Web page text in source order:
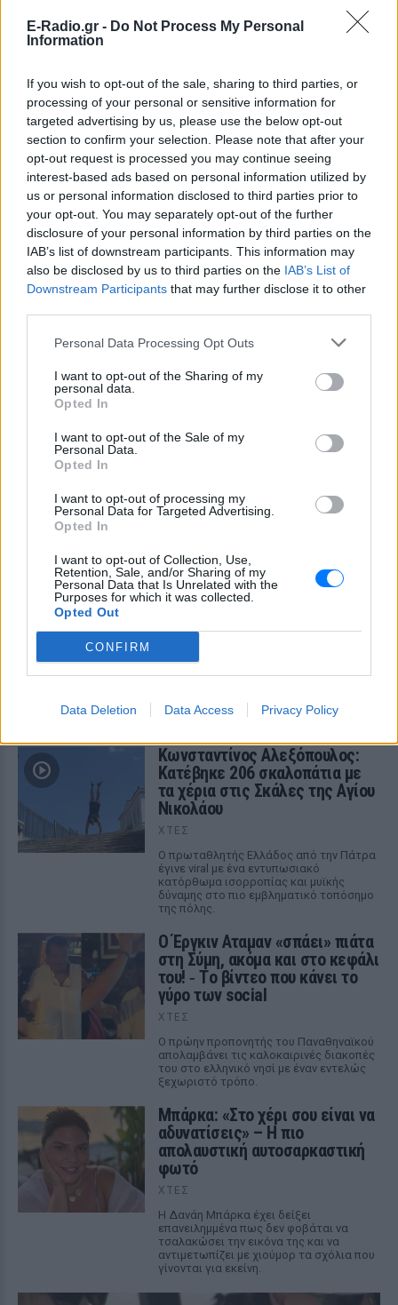
E-Radio.gr - Do Not Process My Personal
Information
If you wish to opt-out of the sale, sharing to third parties, or
processing of your personal or sensitive information for
targeted advertising by us, please use the below opt-out
section to confirm your selection. Please note that after your
opt-out request is processed you may continue seeing
interest-based ads based on personal information utilized by
us or personal information disclosed to third parties prior to
your opt-out. You may separately opt-out of the further
disclosure of your personal information by third parties on the
IAB’s list of downstream participants. This information may
also be disclosed by us to third parties on the IAB’s List of
Downstream Participants that may further disclose it to other
Personal Data Processing Opt Outs
I want to opt-out of the Sharing of my
personal data.
Opted In
I want to opt-out of the Sale of my
Personal Data.
Opted In
I want to opt-out of processing my
Personal Data for Targeted Advertising.
Opted In
I want to opt-out of Collection, Use,
Retention, Sale, and/or Sharing of my
Personal Data that Is Unrelated with the
Purposes for which it was collected.
Opted Out
CONFIRM
Data Deletion Data Access Privacy Policy
βγάζουν φτηνά εισιτήρια ‑
Ποιοι καλλιτέχνες κατέβασαν
Οι fans δεν αντέχουν άλλες αυξήσεις: Τα
φθηνά εισιτήρια που εξαφανίζονται σε
λίγα λεπτά
Ο διάσημος κιθαρίστας απο τον
οποιο εμπνεύστηκε το όνομα
της η Αση Μπήλιου ‑ Πώς τη
βάφτισαν
ΠΡΙΝ 6 ΏΡΕΣ
Το πραγματικό της όνομα δεν είναι Αση:
Η απίστευτη ιστορία πίσω από την
απόφαση της Ασης Μπήλιου που
ελάχιστοι γνώριζαν
Το απογευματινό μπάνιο της
Μαρίας Σολωμού στη θάλασσα:
Η τέλεια ώρα, γράφει από τη
Σαντορίνη
Η ηθοποιός μοιράστηκε μία φωτογραφία
της με μαγιό από παραλία του νησιού
Εύη Βατίδου: Αναψε φωτιές με κόκκινο μπικίνι
στην παραλία της Μυκόνου
Το πρώην μοντέλο απολάμβανε χαλαρές στιγμές στην
παραλία Αγράρι, με την κάμερα του Mykonos Live TV να την
ΧΤΕΣ
Κωνσταντίνος Αλεξόπουλος:
Κατέβηκε 206 σκαλοπάτια με
τα χέρια στις Σκάλες της Αγίου
Νικολάου
ΧΤΕΣ
Ο πρωταθλητής Ελλάδος από την Πάτρα
έγινε viral με ένα εντυπωσιακό
κατόρθωμα ισορροπίας και μυϊκής
δύναμης στο πιο εμβληματικό τοπόσημο
της πόλης.
Ο Έργκιν Αταμαν «σπάει» πιάτα
στη Σύμη, ακόμα και στο κεφάλι
του! ‑ Tο βίντεο που κάνει το
γύρο των social
ΧΤΕΣ
Ο πρώην προπονητής του Παναθηναϊκού
απολαμβάνει τις καλοκαιρινές διακοπές
του στο ελληνικό νησί με έναν εντελώς
ξεχωριστό τρόπο.
Μπάρκα: «Στο χέρι σου είναι να
αδυνατίσεις» – Η πιο
απολαυστική αυτοσαρκαστική
φωτό
ΧΤΕΣ
Η Δανάη Μπάρκα έχει δείξει
επανειλημμένα πως δεν φοβάται να
τσαλακώσει την εικόνα της και να
αντιμετωπίζει με χιούμορ τα σχόλια που
γίνονται για εκείνη.